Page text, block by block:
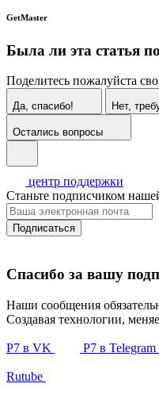
GetMaster
Была ли эта статья
Поделитесь пожалуйста
Да, спасибо! Нет,
Остались вопросы
центр поддержки
Станьте подписчиком
Подписаться
Спасибо за вашу
Наши сообщения
Создавая технологии,
Р7 в VK Р7 в Telegram
Rutube